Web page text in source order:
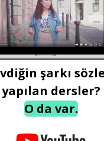
şarkı
yapılan dersler?
O da var.